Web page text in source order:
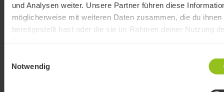
und Analysen weiter. Unsere Partner führen diese
möglicherweise mit weiteren Daten zusammen, die du ihnen
bereitgestellt hast oder die sie im Rahmen deiner Nutzung
Notwendig